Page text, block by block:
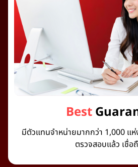
Best
มีตัวแทนจำหน่ายมากกว่า 1,000 แห่
ตรวจสอบแล้ว เชื่อ